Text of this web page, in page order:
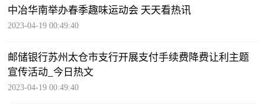
中冶华南举办春季趣味运动会 天天看热讯
2023-04-19 00:49:40
邮储银行苏州太仓市支行开展支付手续费降费让利主题
宣传活动_今日热文
2023-04-19 00:49:40